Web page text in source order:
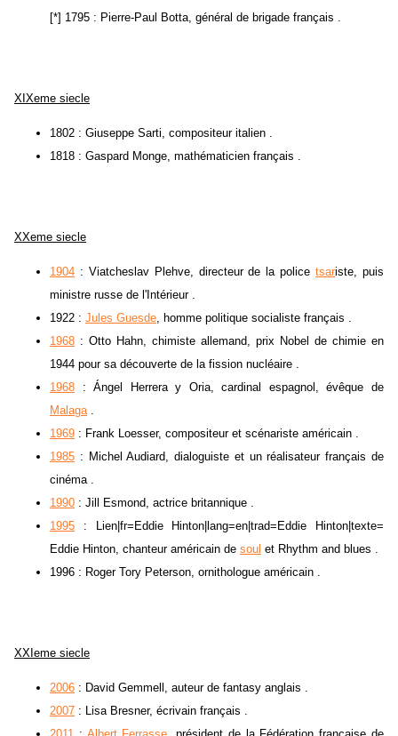
[*] 1795 : Pierre-Paul Botta, général de brigade français .
XIXeme siecle
1802 : Giuseppe Sarti, compositeur italien .
1818 : Gaspard Monge, mathématicien français .
XXeme siecle
1904 : Viatcheslav Plehve, directeur de la policetsariste, puis
ministre russe de l'Intérieur .
1922 : Jules Guesde, homme politique socialiste français .
1968 : Otto Hahn, chimiste allemand, prix Nobel de chimie en
1944 pour sa découverte de la fission nucléaire .
1968 : Ángel Herrera y Oria, cardinal espagnol, évêque de
Malaga.
1969 : Frank Loesser, compositeur et scénariste américain .
1985 : Michel Audiard, dialoguiste et un réalisateur français de
cinéma .
1990 : Jill Esmond, actrice britannique .
1995 : Lien|fr=Eddie Hinton|lang=en|trad=Eddie Hinton|texte=
Eddie Hinton, chanteur américain de soul et Rhythm and blues .
1996 : Roger Tory Peterson, ornithologue américain .
XXIeme siecle
2006 : David Gemmell, auteur de fantasy anglais .
2007 : Lisa Bresner, écrivain français .